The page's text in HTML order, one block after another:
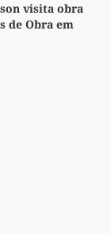
visita obra
de Obra em